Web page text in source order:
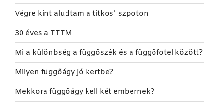
Végre kint aludtam a titkos* szpoton
30 éves a TTTM
Mi a különbség a függőszék és a függőfotel között?
Milyen függőágy jó kertbe?
Mekkora függőágy kell két embernek?